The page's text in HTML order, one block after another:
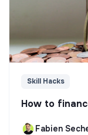
Skill Hacks
How to
Fabien